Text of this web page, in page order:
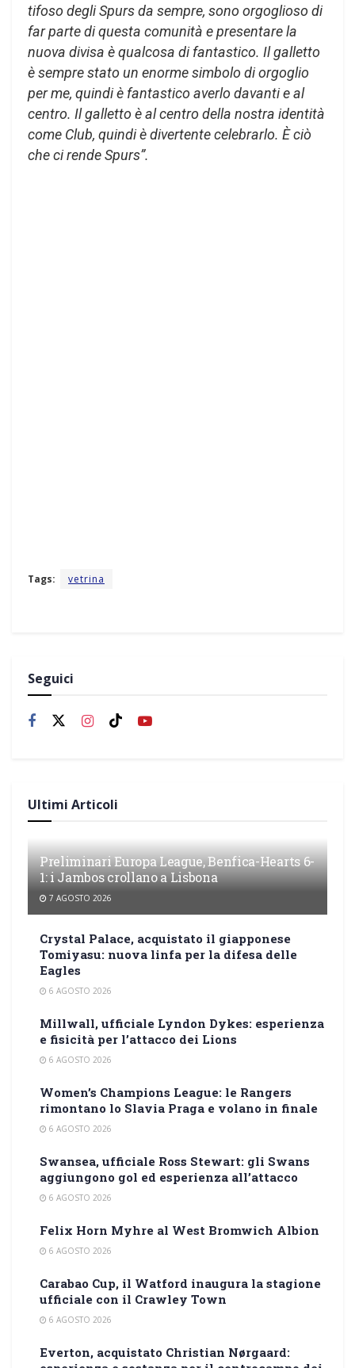
tifoso degli Spurs da sempre, sono orgoglioso di
far parte di questa comunità e presentare la
nuova divisa è qualcosa di fantastico. Il galletto
è sempre stato un enorme simbolo di orgoglio
per me, quindi è fantastico averlo davanti e al
centro. Il galletto è al centro della nostra identità
come Club, quindi è divertente celebrarlo. È ciò
che ci rende Spurs”.
Tags: vetrina
Seguici
Ultimi Articoli
Preliminari Europa League, Benfica-Hearts 6-
1: i Jambos crollano a Lisbona
7 AGOSTO 2026
Crystal Palace, acquistato il giapponese
Tomiyasu: nuova linfa per la difesa delle
Eagles
6 AGOSTO 2026
Millwall, ufficiale Lyndon Dykes: esperienza
e fisicità per l’attacco dei Lions
6 AGOSTO 2026
Women’s Champions League: le Rangers
rimontano lo Slavia Praga e volano in finale
6 AGOSTO 2026
Swansea, ufficiale Ross Stewart: gli Swans
aggiungono gol ed esperienza all’attacco
6 AGOSTO 2026
Felix Horn Myhre al West Bromwich Albion
6 AGOSTO 2026
Carabao Cup, il Watford inaugura la stagione
ufficiale con il Crawley Town
6 AGOSTO 2026
Everton, acquistato Christian Nørgaard: